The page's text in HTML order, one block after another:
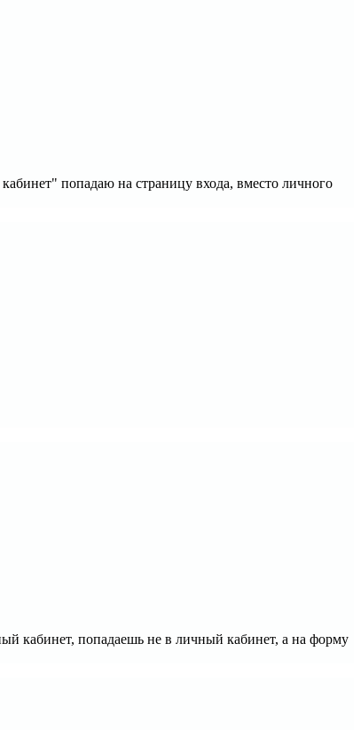
попадаю на страницу входа, вместо личного
кабинет, попадаешь не в личный кабинет, а на форму